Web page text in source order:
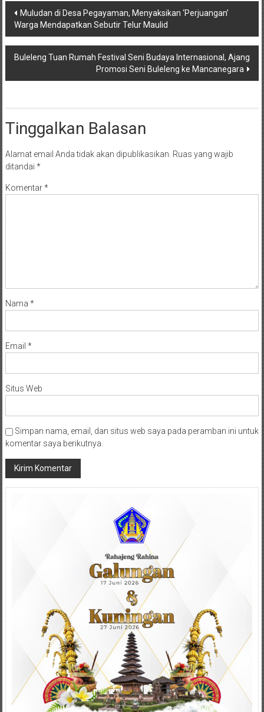
Navigasi
pos
Muludan di Desa Pegayaman, Menyaksikan ‘Perjuangan’
Warga Mendapatkan Sebutir Telur Maulid
Buleleng Tuan Rumah Festival Seni Budaya Internasional, Ajang
Promosi Seni Buleleng ke Mancanegara
Tinggalkan Balasan
Alamat email Anda tidak akan dipublikasikan. Ruas yang wajib
ditandai *
Komentar*
Nama *
Email *
Situs Web
Simpan nama, email, dan situs web saya pada peramban ini untuk
komentar saya berikutnya.